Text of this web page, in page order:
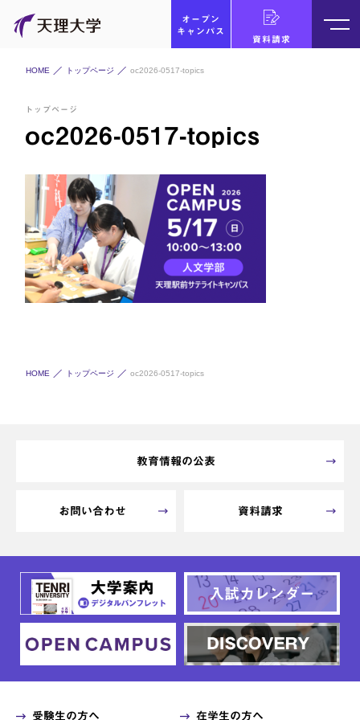
オープン
キャンパス
資料請求
HOME トップページ oc2026-0517-topics
トップページ
oc2026-0517-topics
HOME トップページ oc2026-0517-topics
教育情報の公表
お問い合わせ 資料請求
受験生の方へ 在学生の方へ